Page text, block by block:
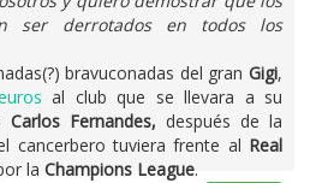
ser derrotados en todos los
bravuconadas del granGigi,
al club que se llevara a su
Carlos Fernandes, después de la
cancerbero tuviera frente al Real
la Champions League.